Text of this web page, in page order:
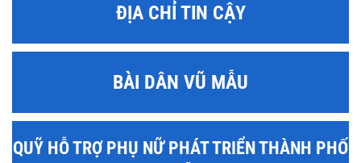
ĐỊA CHỈ TIN CẬY
BÀI DÂN VŨ MẪU
QUỸ HỖ TRỢ PHỤ NỮ PHÁT TRIỂN THÀNH PHỐ